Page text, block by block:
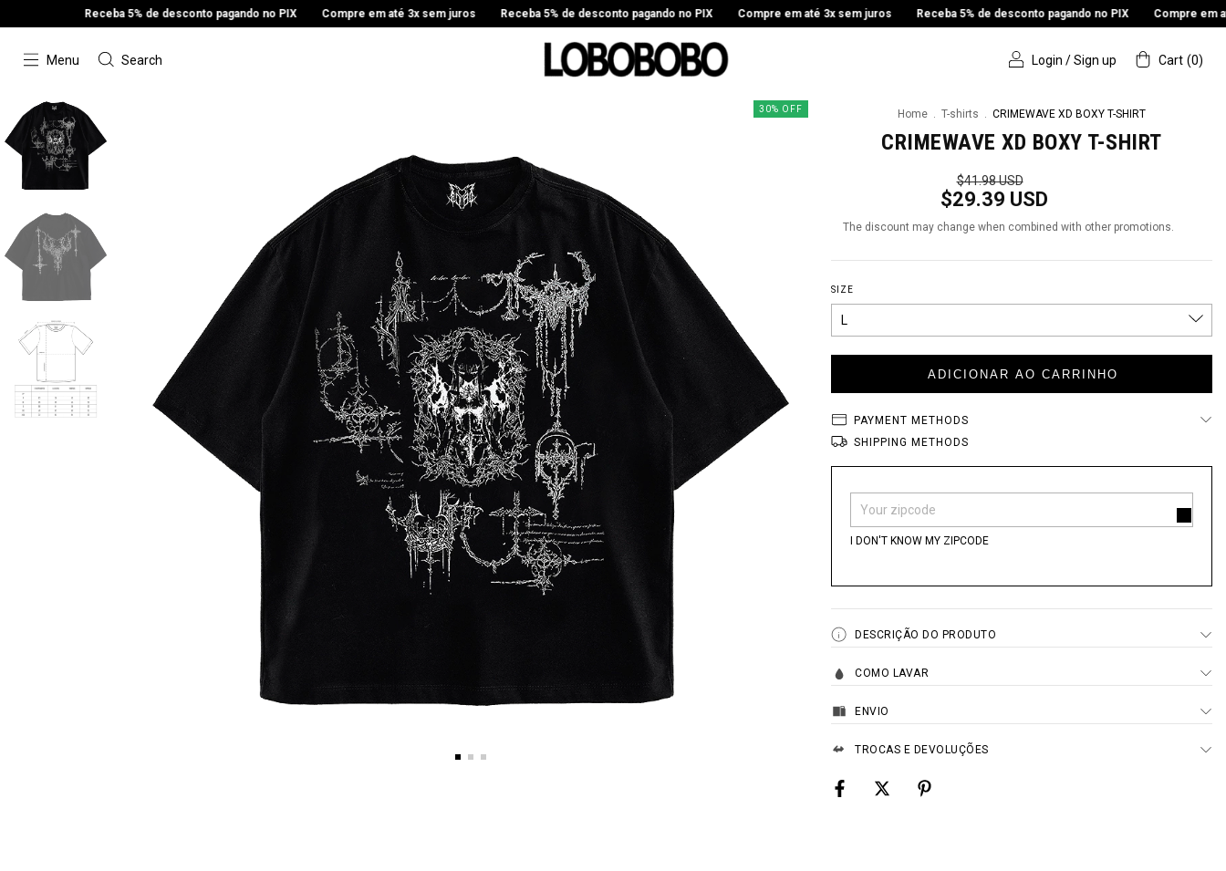
Receba 5% de desconto pagando no PIX Compre em até 3x sem juros Receba 5% de desconto pagando no PIX Compre em até 3x sem juros Receba 5% de desconto pagando no PIX Compre em até 3x
Menu Search Login /Sign up Cart (0)
30% OFF Home . T-shirts . CRIMEWAVE XD BOXY T-SHIRT
CRIMEWAVE XD BOXY T-SHIRT
$41.98 USD
$29.39 USD
The discount may change when combined with other promotions.
SIZE
PAYMENT METHODS
SHIPPING METHODS
Shipping for zipcode: CHANGE ZIPCODE
I DON'T KNOW MY ZIPCODE
DESCRIÇÃO DO PRODUTO
COMO LAVAR
ENVIO
TROCAS E DEVOLUÇÕES